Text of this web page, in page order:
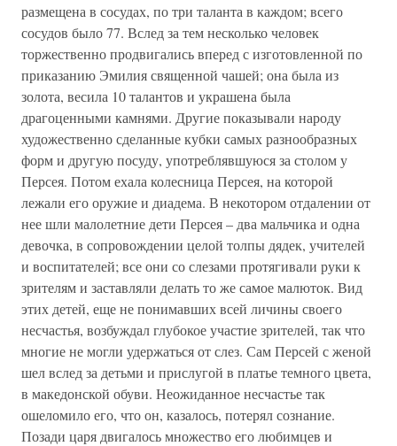
размещена в сосудах, по три таланта в каждом; всего
сосудов было 77. Вслед за тем несколько человек
торжественно продвигались вперед с изготовленной по
приказанию Эмилия священной чашей; она была из
золота, весила 10 талантов и украшена была
драгоценными камнями. Другие показывали народу
художественно сделанные кубки самых разнообразных
форм и другую посуду, употреблявшуюся за столом у
Персея. Потом ехала колесница Персея, на которой
лежали его оружие и диадема. В некотором отдалении от
нее шли малолетние дети Персея – два мальчика и одна
девочка, в сопровождении целой толпы дядек, учителей
и воспитателей; все они со слезами протягивали руки к
зрителям и заставляли делать то же самое малюток. Вид
этих детей, еще не понимавших всей личины своего
несчастья, возбуждал глубокое участие зрителей, так что
многие не могли удержаться от слез. Сам Персей с женой
шел вслед за детьми и прислугой в платье темного цвета,
в македонской обуви. Неожиданное несчастье так
ошеломило его, что он, казалось, потерял сознание.
Позади царя двигалось множество его любимцев и